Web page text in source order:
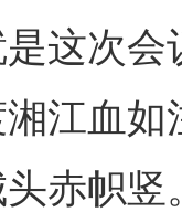
这次会
江血
赤帜